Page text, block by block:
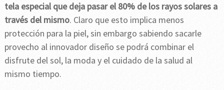
tela especial que deja pasar el 80% de los rayos solares a
través del mismo. Claro que esto implica menos
protección para la piel, sin embargo sabiendo sacarle
provecho al innovador diseño se podrá combinar el
disfrute del sol, la moda y el cuidado de la salud al
mismo tiempo.